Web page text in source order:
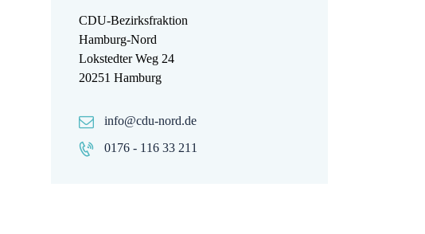
CDU-Bezirksfraktion
Hamburg-Nord
Lokstedter Weg 24
20251 Hamburg
info@cdu-nord.de
0176 - 116 33 211